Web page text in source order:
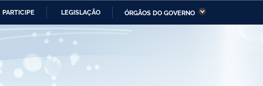
PARTICIPE LEGISLAÇÃO ÓRGÃOS DO GOVERNO
da Economia Ministério da Infraestrutura